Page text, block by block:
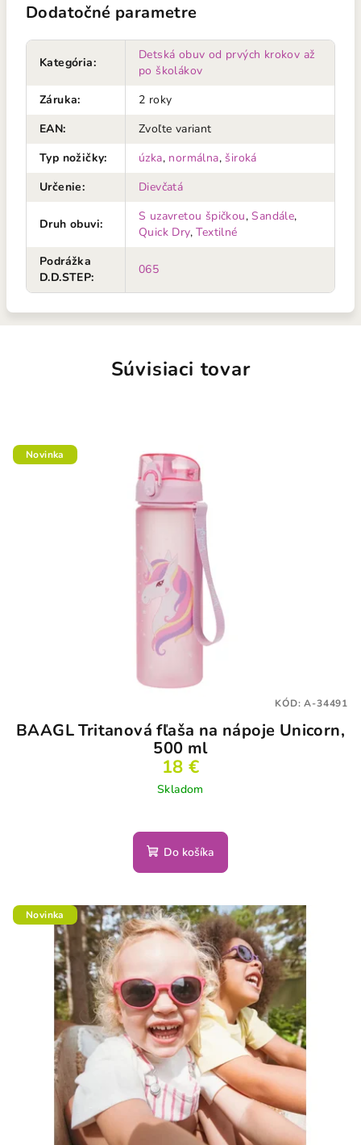
Dodatočné parametre
Kategória:
Detská obuv od prvých krokov až
po školákov
Záruka:
2 roky
EAN:
Zvoľte variant
Typ nožičky: úzka, normálna, široká
Určenie: Dievčatá
Druh obuvi:
S uzavretou špičkou,Sandále,
Quick Dry,Textilné
Podrážka
D.D.STEP:
065
Súvisiaci tovar
Novinka
BAAGL Tritanová fľaša na nápoje Unicorn,
500 ml
18 €
Skladom
Do košíka
KÓD:A-34491
Novinka